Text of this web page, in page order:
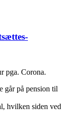
pga. Corona.
går på pension til
hvilken siden ved